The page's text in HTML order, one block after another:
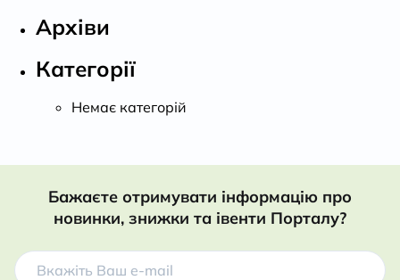
Архіви
Категорії
Немає категорій
Бажаєте отримувати інформацію про
новинки, знижки та івенти Порталу?